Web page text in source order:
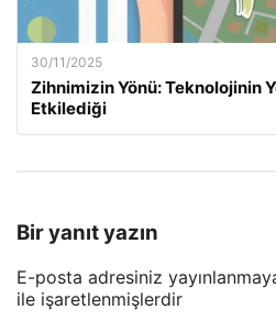
30/11/2025
Zihnimizin Yönü: Teknolojinin
Etkilediği
Bir yanıt yazın
E-posta adresiniz
ile işaretlenmişlerdir